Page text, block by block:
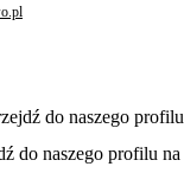
- otwiera się w nowej karcie
do naszego
nowej karcie
do naszego profilu